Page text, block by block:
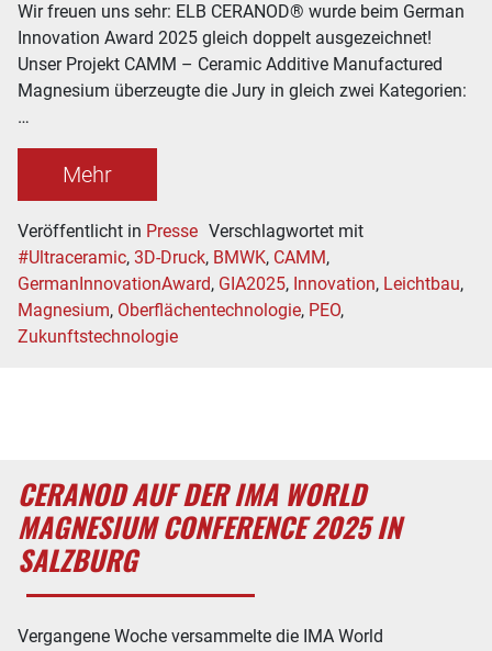
Wir freuen uns sehr: ELB CERANOD® wurde beim German
Innovation Award 2025 gleich doppelt ausgezeichnet!
Unser Projekt CAMM – Ceramic Additive Manufactured
Magnesium überzeugte die Jury in gleich zwei Kategorien:
…
Mehr
Veröffentlicht in Presse Verschlagwortet mit
#Ultraceramic, 3D-Druck, BMWK, CAMM,
GermanInnovationAward, GIA2025, Innovation, Leichtbau,
Magnesium, Oberflächentechnologie, PEO,
Zukunftstechnologie
CERANOD AUF DER IMA WORLD
MAGNESIUM CONFERENCE 2025 IN
SALZBURG
Vergangene Woche versammelte die IMA World